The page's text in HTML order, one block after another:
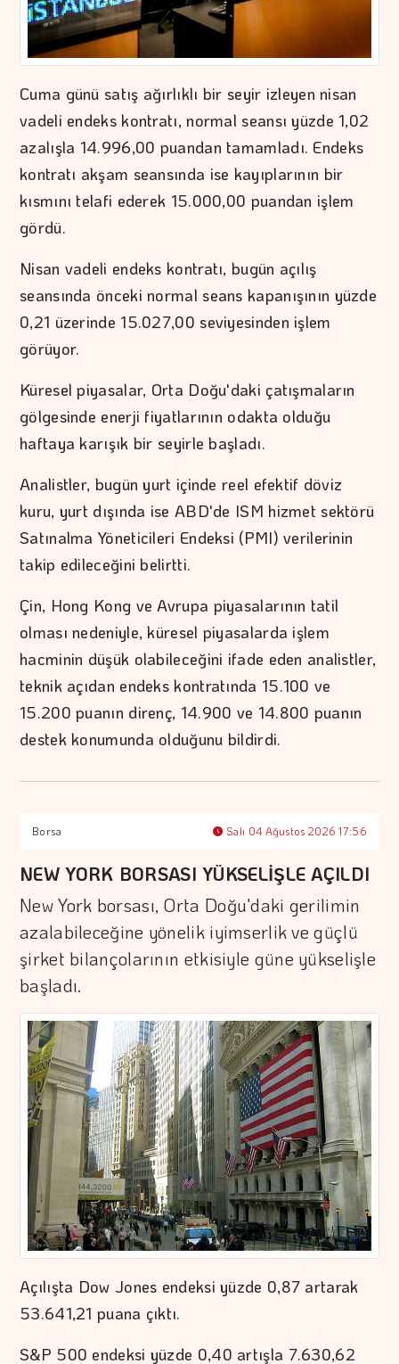
Cuma günü satış ağırlıklı bir seyir izleyen nisan
vadeli endeks kontratı, normal seansı yüzde 1,02
azalışla 14.996,00 puandan tamamladı. Endeks
kontratı akşam seansında ise kayıplarının bir
kısmını telafi ederek 15.000,00 puandan işlem
gördü.
Nisan vadeli endeks kontratı, bugün açılış
seansında önceki normal seans kapanışının yüzde
0,21 üzerinde 15.027,00 seviyesinden işlem
görüyor.
Küresel piyasalar, Orta Doğu'daki çatışmaların
gölgesinde enerji fiyatlarının odakta olduğu
haftaya karışık bir seyirle başladı.
Analistler, bugün yurt içinde reel efektif döviz
kuru, yurt dışında ise ABD'de ISM hizmet sektörü
Satınalma Yöneticileri Endeksi (PMI) verilerinin
takip edileceğini belirtti.
Çin, Hong Kong ve Avrupa piyasalarının tatil
olması nedeniyle, küresel piyasalarda işlem
hacminin düşük olabileceğini ifade eden analistler,
teknik açıdan endeks kontratında 15.100 ve
15.200 puanın direnç, 14.900 ve 14.800 puanın
destek konumunda olduğunu bildirdi.
Borsa Salı 04 Ağustos 2026 17:56
NEW YORK BORSASI YÜKSELİŞLE AÇILDI
New York borsası, Orta Doğu'daki gerilimin
azalabileceğine yönelik iyimserlik ve güçlü
şirket bilançolarının etkisiyle güne yükselişle
başladı.
Açılışta Dow Jones endeksi yüzde 0,87 artarak
53.641,21 puana çıktı.
S&P 500 endeksi yüzde 0,40 artışla 7.630,62